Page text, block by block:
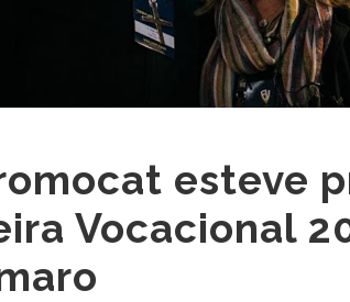
esteve
Vocacional